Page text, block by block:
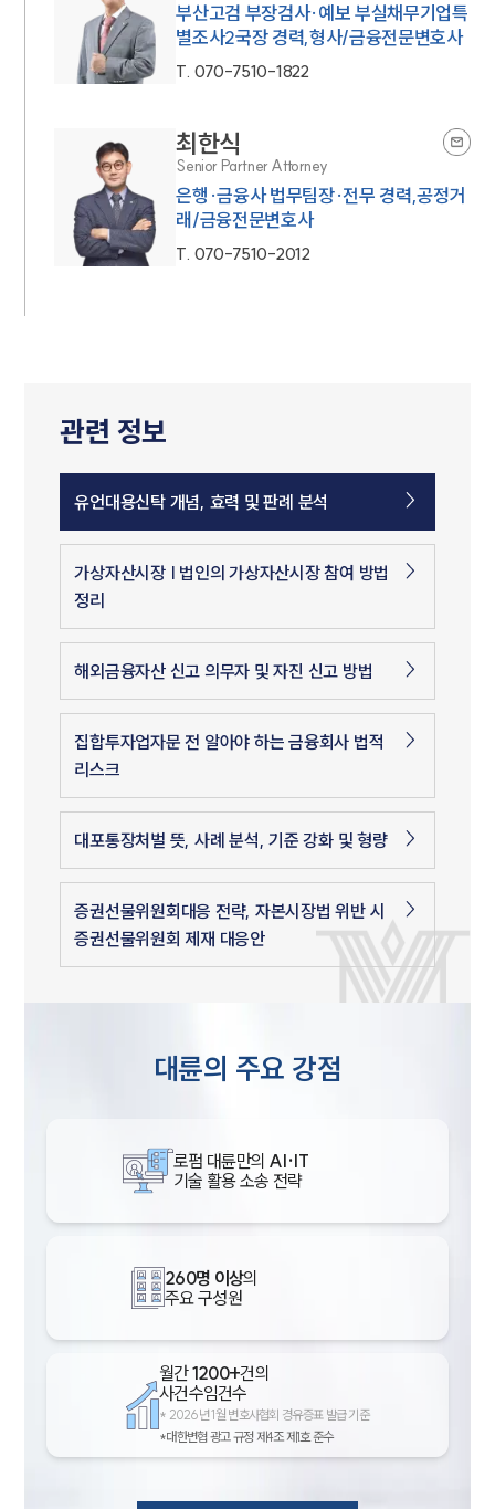
부산고검 부장검사·예보 부실채무기업특
별조사2국장 경력,형사/금융전문변호사
T. 070-7510-1822
최한식
Senior Partner Attorney
은행·금융사 법무팀장·전무 경력,공정거
래/금융전문변호사
T. 070-7510-2012
관련 정보
유언대용신탁 개념, 효력 및 판례 분석
가상자산시장 | 법인의 가상자산시장 참여 방법
정리
해외금융자산 신고 의무자 및 자진 신고 방법
집합투자업자문 전 알아야 하는 금융회사 법적
리스크
대포통장처벌 뜻, 사례 분석, 기준 강화 및 형량
증권선물위원회대응 전략, 자본시장법 위반 시
증권선물위원회 제재 대응안
대륜의 주요 강점
로펌 대륜만의 AI·IT
기술 활용 소송 전략
260명 이상의
주요 구성원
월간1200+건의
사건수임건수
* 2026년 1월 변호사협회 경유증표 발급 기준
*대한변협 광고 규정 제4조 제1호 준수